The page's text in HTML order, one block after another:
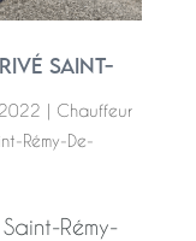
Saint-
| Chauffeur
Rémy-De-
Rémy-